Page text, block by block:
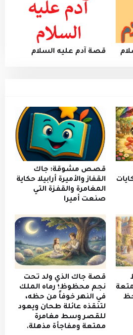
قصة آدم عليه السلام
قصص مشوقة: جاك
القفاز والأميرة أرابيلا حكاية
المغامرة والقفزة التي
صنعت أميرا
قصة جاك الذي ولد تحت
نجم محظوظ؛ رماه الملك
في النهر خوفاً من حظه،
لتنقذه عائلة طحان ويعود
للقصر وسط مغامرة
ممتعة ومفاجأة مذهلة.